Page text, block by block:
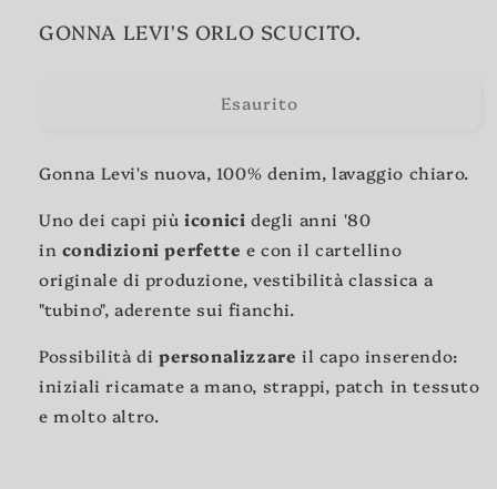
GONNA LEVI'S ORLO SCUCITO.
Esaurito
Gonna Levi's nuova, 100% denim, lavaggio chiaro.
Uno dei capi più iconici degli anni '80
in condizioni perfette e con il cartellino
originale di produzione, vestibilità classica a
"tubino", aderente sui fianchi.
Possibilità di personalizzare il capo inserendo:
iniziali ricamate a mano, strappi, patch in tessuto
e molto altro.